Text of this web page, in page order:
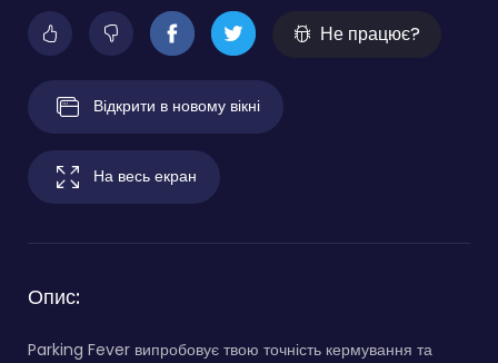
Не працює?
Відкрити в новому вікні
На весь екран
Опис:
Parking Fever випробовує твою точність кермування та